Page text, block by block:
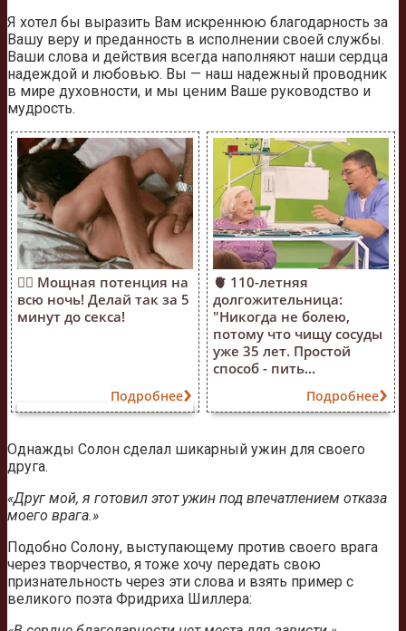
Я хотел бы выразить Вам искреннюю благодарность за
Вашу веру и преданность в исполнении своей службы.
Ваши слова и действия всегда наполняют наши сердца
надеждой и любовью. Вы — наш надежный проводник
в мире духовности, и мы ценим Ваше руководство и
мудрость.
❤️‍🔥 Мощная потенция на
всю ночь! Делай так за 5
минут до секса!
Подробнее
🫀 110-летняя
долгожительница:
"Никогда не болею,
потому что чищу сосуды
уже 35 лет. Простой
способ - пить...
Подробнее
Однажды Солон сделал шикарный ужин для своего
друга.
«Друг мой, я готовил этот ужин под впечатлением отказа
моего врага.»
Подобно Солону, выступающему против своего врага
через творчество, я тоже хочу передать свою
признательность через эти слова и взять пример с
великого поэта Фридриха Шиллера: